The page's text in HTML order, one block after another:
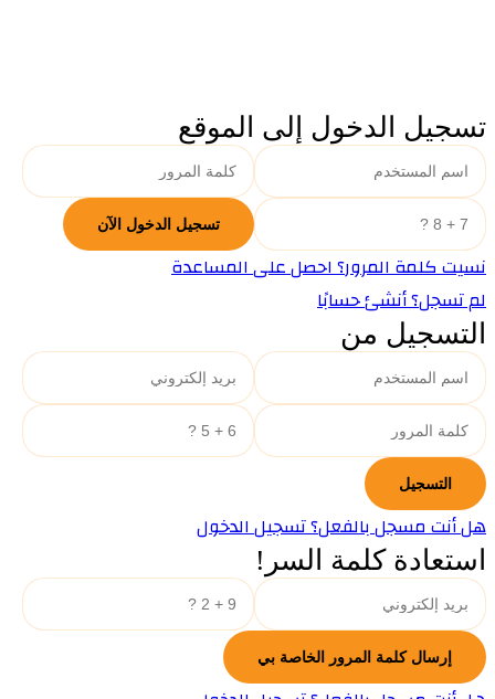
تسجيل الدخول إلى الموقع
نسيت كلمة المرور؟ احصل على المساعدة
لم تسجل؟ أنشئ حسابًا
التسجيل من
هل أنت مسجل بالفعل؟ تسجيل الدخول
استعادة كلمة السر!